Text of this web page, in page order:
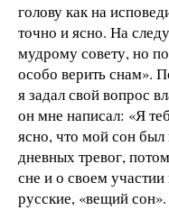
голову как на
точно и ясно. На
мудрому совету, но
особо верить снам».
я задал свой вопрос
он мне написал: «Я
ясно, что мой сон
дневных тревог,
сне и о своем
русские, «вещий сон».